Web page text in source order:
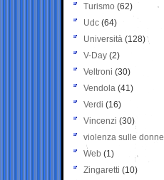
Turismo (62)
Udc (64)
Università (128)
V-Day (2)
Veltroni (30)
Vendola (41)
Verdi (16)
Vincenzi (30)
violenza sulle donne
Web (1)
Zingaretti (10)